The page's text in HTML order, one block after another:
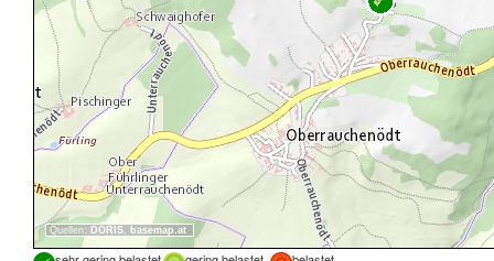
Quellen: DORIS, basemap.at